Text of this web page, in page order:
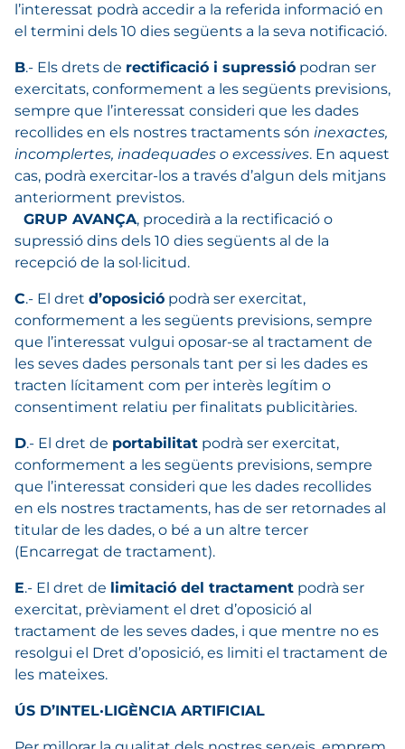
l’interessat podrà accedir a la referida informació en
el termini dels 10 dies següents a la seva notificació.
B.- Els drets de rectificació i supressió podran ser
exercitats, conformement a les següents previsions,
sempre que l’interessat consideri que les dades
recollides en els nostres tractaments són inexactes,
incomplertes, inadequades o excessives. En aquest
cas, podrà exercitar-los a través d’algun dels mitjans
anteriorment previstos.
GRUP AVANÇA, procedirà a la rectificació o
supressió dins dels 10 dies següents al de la
recepció de la sol·licitud.
C.- El dret d’oposició podrà ser exercitat,
conformement a les següents previsions, sempre
que l’interessat vulgui oposar-se al tractament de
les seves dades personals tant per si les dades es
tracten lícitament com per interès legítim o
consentiment relatiu per finalitats publicitàries.
D.- El dret de portabilitat podrà ser exercitat,
conformement a les següents previsions, sempre
que l’interessat consideri que les dades recollides
en els nostres tractaments, has de ser retornades al
titular de les dades, o bé a un altre tercer
(Encarregat de tractament).
E.- El dret de limitació del tractament podrà ser
exercitat, prèviament el dret d’oposició al
tractament de les seves dades, i que mentre no es
resolgui el Dret d’oposició, es limiti el tractament de
les mateixes.
ÚS D’INTEL·LIGÈNCIA ARTIFICIAL